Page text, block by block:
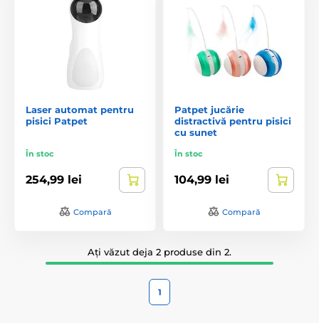
Laser automat pentru
pisici Patpet
În stoc
254,99 lei
Compară
Patpet jucărie
distractivă pentru pisici
cu sunet
În stoc
104,99 lei
Compară
Ați văzut deja 2 produse din 2.
1